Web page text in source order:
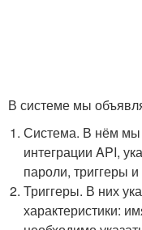
В системе мы
Система. В нём мы
интеграции API,
пароли, триггеры
Триггеры. В них
характеристики: